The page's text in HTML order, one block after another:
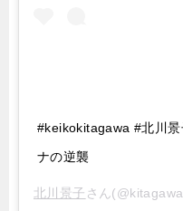
#keikokitagawa #北川
ナの逆襲
北川景子 さん